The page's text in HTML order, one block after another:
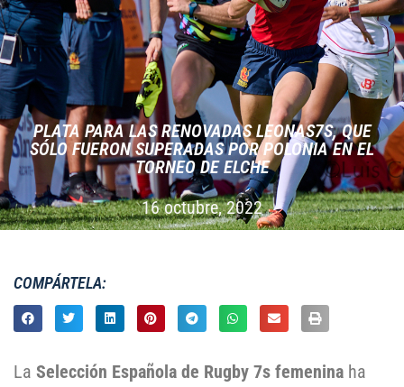
PLATA PARA LAS RENOVADAS LEONAS7S, QUE
SÓLO FUERON SUPERADAS POR POLONIA EN EL
TORNEO DE ELCHE
16 octubre, 2022
COMPÁRTELA:
La Selección Española de Rugby 7s femenina ha